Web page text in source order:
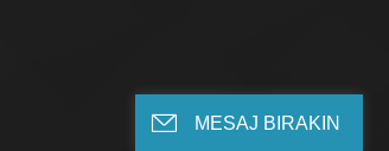
MESAJ BIRAKIN